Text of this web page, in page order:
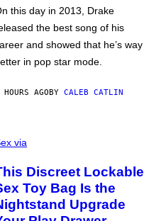
this day in 2013, Drake
the best song of his
and showed that he’s way
in pop star mode.
AGOBY CALEB CATLIN
via
Discreet Lockable
Toy Bag Is the
Upgrade